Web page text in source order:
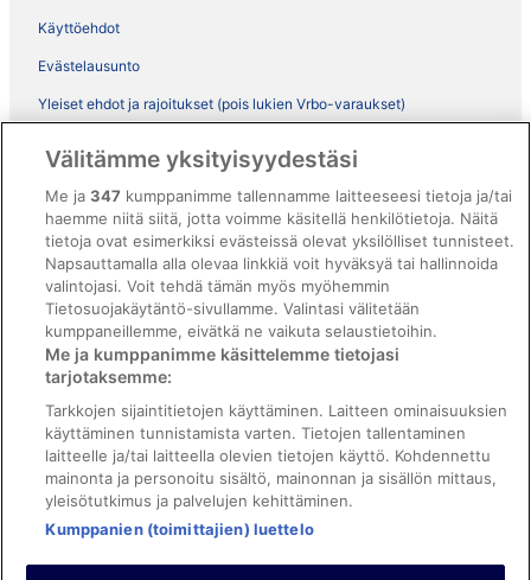
Käyttöehdot
Evästelausunto
Yleiset ehdot ja rajoitukset (pois lukien Vrbo-varaukset)
ebookers BONUS+ -ohjelman ehdot
Oikeudelliset tiedot / ota meihin yhteyttä
Sisältövaatimukset ja ilmoituksen tekeminen sisällöstä
Tuki
Ota yhteyttä
Varauksen muuttaminen tai peruuttaminen
Varaa lento lentoyhtiön hyvityskupongeilla
Hyvityksen hakeminen ja aikarajat
Välitämme yksityisyydestäsi
Me ja347 kumppanimme tallennamme laitteeseesi tietoja ja/tai
haemme niitä siitä, jotta voimme käsitellä henkilötietoja. Näitä
tietoja ovat esimerkiksi evästeissä olevat yksilölliset tunnisteet.
Napsauttamalla alla olevaa linkkiä voit hyväksyä tai hallinnoida
valintojasi. Voit tehdä tämän myös myöhemmin
Tietosuojakäytäntö-sivullamme. Valintasi välitetään
kumppaneillemme, eivätkä ne vaikuta selaustietoihin.
Me ja kumppanimme käsittelemme tietojasi
tarjotaksemme:
Tarkkojen sijaintitietojen käyttäminen. Laitteen ominaisuuksien
käyttäminen tunnistamista varten. Tietojen tallentaminen
laitteelle ja/tai laitteella olevien tietojen käyttö. Kohdennettu
mainonta ja personoitu sisältö, mainonnan ja sisällön mittaus,
yleisötutkimus ja palvelujen kehittäminen.
Kumppanien (toimittajien) luettelo